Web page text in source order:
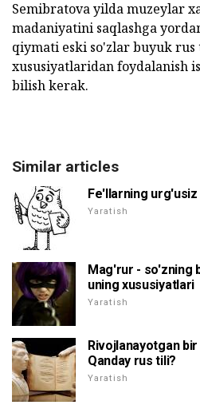
Semibratova yilda muzeylar
madaniyatini saqlashga
qiymati eski so'zlar buyuk
xususiyatlaridan foydalanish
bilish kerak.
Similar articles
Fe'llarning
Yaratish
Mag'rur - so'zning
uning xususiyatlari
Yaratish
Rivojlanayotgan
Qanday rus tili?
Yaratish